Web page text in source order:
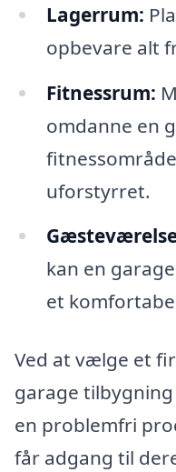
Lagerrum:
opbevare alt
Fitnessrum:
omdanne en
uforstyrret.
kan en
et
Ved at vælge et
garage tilbygning
en problemfri
får adgang til